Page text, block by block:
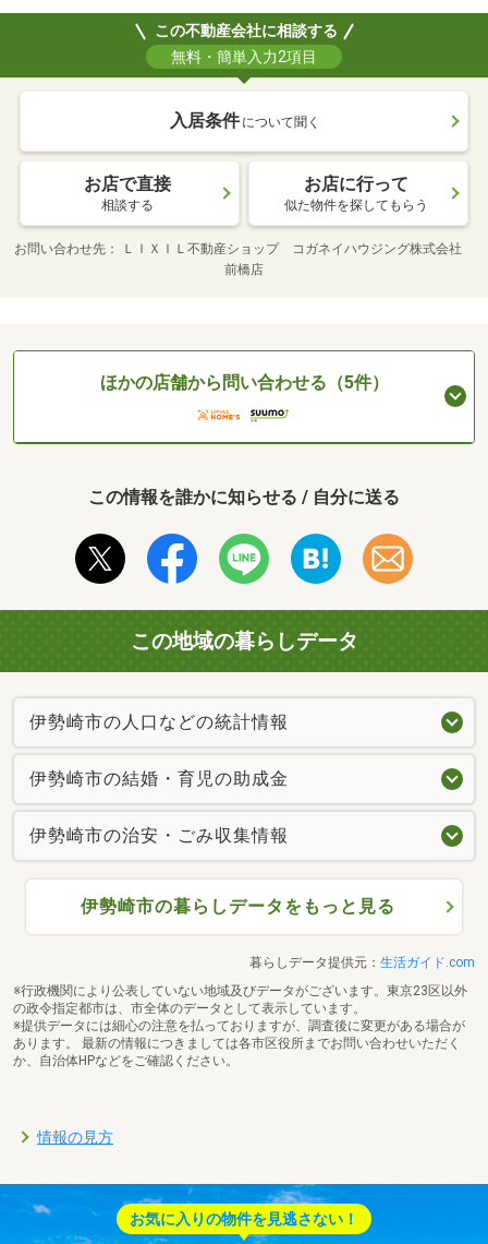
この不動産会社に相談する
無料・簡単入力2項目
入居条件 について聞く
お店で直接
相談する
お店に行って
似た物件を探してもらう
お問い合わせ先
ＬＩＸＩＬ不動産ショップ コガネイハウジング株式会社
前橋店
ほかの店舗から問い合わせる（5件）
この情報を誰かに知らせる / 自分に送る
この地域の暮らしデータ
伊勢崎市の人口などの統計情報
伊勢崎市の結婚・育児の助成金
伊勢崎市の治安・ごみ収集情報
伊勢崎市の暮らしデータをもっと見る
暮らしデータ提供元： 生活ガイド.com
※行政機関により公表していない地域及びデータがございます。東京23区以外
の政令指定都市は、市全体のデータとして表示しています。
※提供データには細心の注意を払っておりますが、調査後に変更がある場合が
あります。 最新の情報につきましては各市区役所までお問い合わせいただく
か、自治体HPなどをご確認ください。
情報の見方
お気に入りの物件を見逃さない！